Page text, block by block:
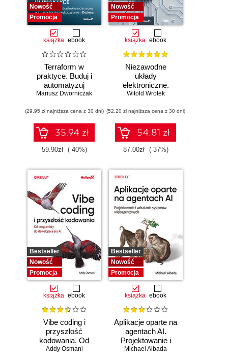
Nowość
Promocja
książka ebook
Terraform w
praktyce. Buduj i
automatyzuj
infrastrukturę
zarządzaj nią z
wykorzystaniem
Dockera
Mariusz Dworniczak
(29,95 zł najniższa cena z 30 dni)
35.94 zł
59.90zł (-40%)
Nowość
Promocja
książka ebook
Niezawodne
układy
elektroniczne.
Podręcznik
Witold Wrotek
(52,20 zł najniższa cena z 30 dni)
54.81 zł
87.00zł (-37%)
Bestseller
Nowość
Promocja
książka ebook
Vibe coding i
przyszłość
kodowania. Od
programisty do
Addy Osmani
Bestseller
Nowość
Promocja
książka ebook
Aplikacje oparte na
agentach AI.
Projektowanie i
wdrażanie
Michael Albada